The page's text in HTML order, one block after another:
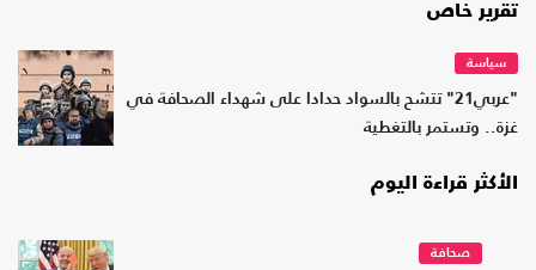
تقرير خاص
سياسة
"عربي21" تتشح بالسواد حدادا على شهداء الصحافة في
غزة.. وتستمر بالتغطية
الأكثر قراءة اليوم
صحافة